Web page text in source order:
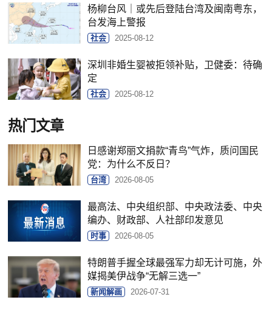
杨柳台风｜或先后登陆台湾及闽南粤东，
台发海上警报
社会 2025-08-12
深圳非婚生婴被拒领补贴，卫健委：待确
定
社会 2025-08-12
热门文章
日感谢郑丽文捐款“青鸟”气炸，质问国民
党：为什么不反日？
台湾 2026-08-05
最高法、中央组织部、中央政法委、中央
编办、财政部、人社部印发意见
时事 2026-08-05
特朗普手握全球最强军力却无计可施，外
媒揭美伊战争“无解三选一”
新闻解画 2026-07-31